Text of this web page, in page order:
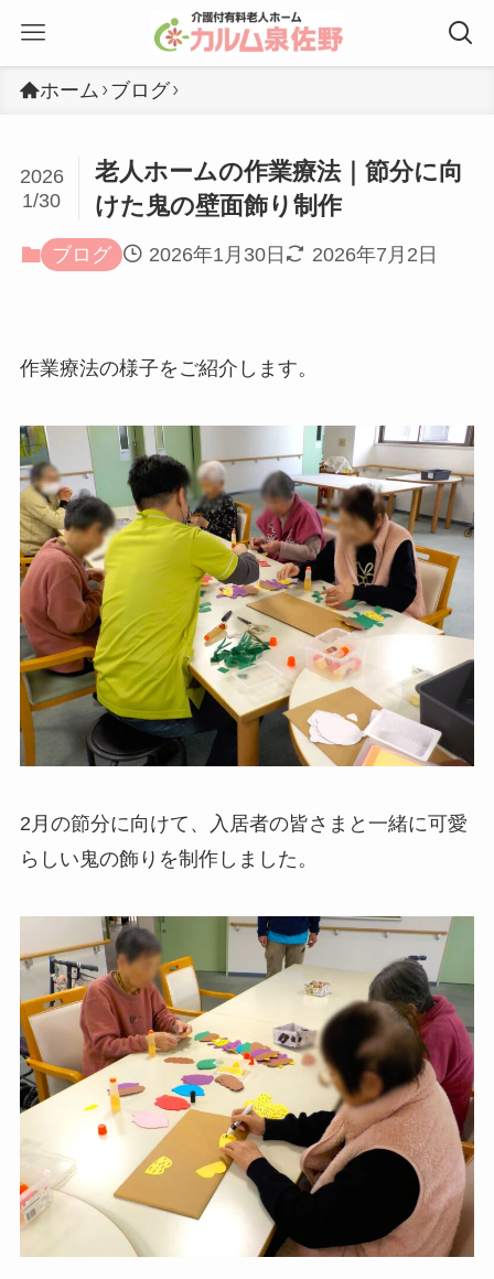
ホーム ブログ
老人ホームの作業療法｜節分に向
けた鬼の壁面飾り制作
2026
1/30
ブログ 2026年1月30日 2026年7月2日
作業療法の様子をご紹介します。
2月の節分に向けて、入居者の皆さまと一緒に可愛
らしい鬼の飾りを制作しました。